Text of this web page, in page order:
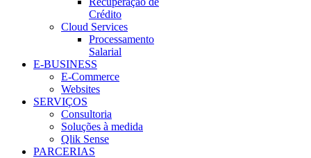
Crédito
Cloud Services
Processamento
Salarial
E-BUSINESS
E-Commerce
Websites
SERVIÇOS
Consultoria
Soluções à medida
Qlik Sense
PARCERIAS